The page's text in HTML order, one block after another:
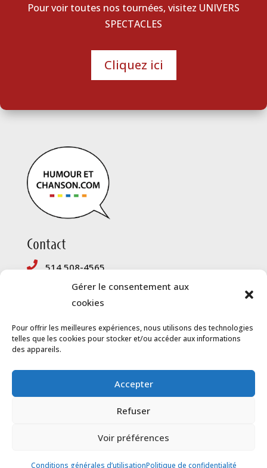
Gérer le consentement aux
cookies
Pour offrir les meilleures expériences, nous utilisons des technologies
telles que les cookies pour stocker et/ou accéder aux informations
des appareils.
Accepter
Refuser
Voir préférences
Conditions générales d’utilisationPolitique de confidentialité
Pour voir toutes nos tournées, visitez UNIVERS
SPECTACLES
Cliquez ici
Contact
514 508-4565
mike@groupeunivers.com
Informations complémentaires
Politique de confidentialité
Conditions générales d’utlisation